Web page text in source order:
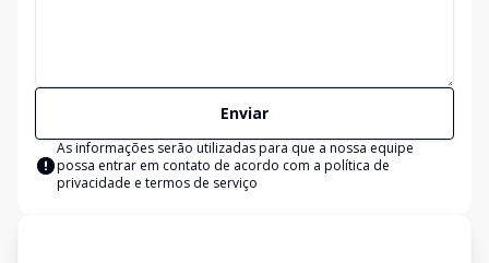
Enviar
As informações serão utilizadas para que a nossa equipe
possa entrar em contato de acordo com a política de
privacidade e termos de serviço